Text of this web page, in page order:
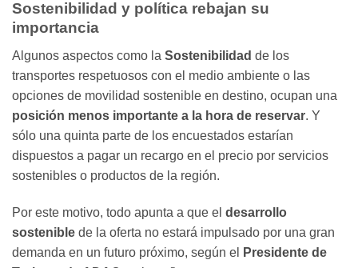
Sostenibilidad y política rebajan su
importancia
Algunos aspectos como la Sostenibilidad de los
transportes respetuosos con el medio ambiente o las
opciones de movilidad sostenible en destino, ocupan una
posición menos importante a la hora de reservar. Y
sólo una quinta parte de los encuestados estarían
dispuestos a pagar un recargo en el precio por servicios
sostenibles o productos de la región.
Por este motivo, todo apunta a que el desarrollo
sostenible de la oferta no estará impulsado por una gran
demanda en un futuro próximo, según el
Presidente de